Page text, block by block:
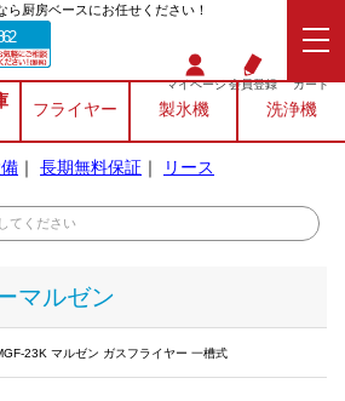
厨房ベースにお任せください！
マイページ会員登録 カート
フライヤー 製氷機 洗浄機
｜ 長期無料保証 ｜ リース
マルゼン
23K マルゼン ガスフライヤー 一槽式